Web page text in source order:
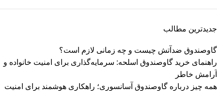
جدیدترین مطالب
گاوصندوق ضدآتش چیست و چه زمانی لازم است؟
راهنمای خرید گاوصندوق اسلحه: سرمایه‌گذاری برای امنیت خانواده و
آرامش خاطر
همه چیز درباره گاوصندوق آسانسوری؛ راهکاری هوشمند برای امنیت